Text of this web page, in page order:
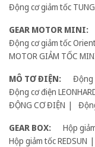
Động cơ giảm tốc
GEAR MOTOR MINI:
Động cơ giảm tốc
MOTOR GIẢM TỐC
MÔ TƠ ĐIỆN:
Động
Động cơ điện
ĐỘNG CƠ ĐIỆN
GEAR BOX:
Hộp
Hộp giảm tốc REDSUN